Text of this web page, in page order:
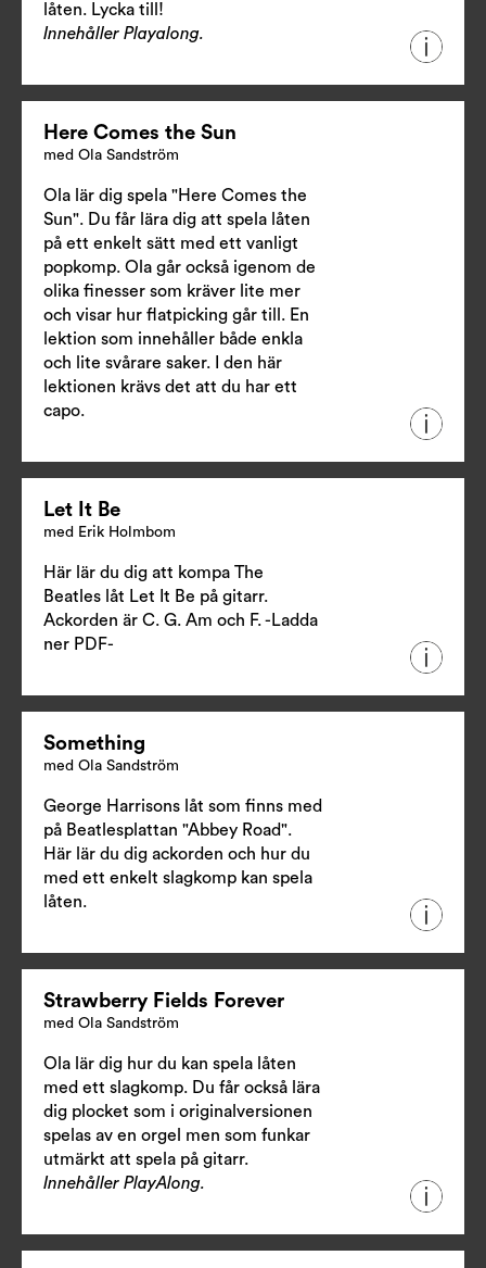
låten. Lycka till!
Innehåller Playalong.
Here Comes the Sun
med Ola Sandström
Ola lär dig spela "Here Comes the
Sun". Du får lära dig att spela låten
på ett enkelt sätt med ett vanligt
popkomp. Ola går också igenom de
olika finesser som kräver lite mer
och visar hur flatpicking går till. En
lektion som innehåller både enkla
och lite svårare saker. I den här
lektionen krävs det att du har ett
capo.
Let It Be
med Erik Holmbom
Här lär du dig att kompa The
Beatles låt Let It Be på gitarr.
Ackorden är C. G. Am och F.-Ladda
ner PDF-
Something
med Ola Sandström
George Harrisons låt som finns med
på Beatlesplattan "Abbey Road".
Här lär du dig ackorden och hur du
med ett enkelt slagkomp kan spela
låten.
Strawberry Fields Forever
med Ola Sandström
Ola lär dig hur du kan spela låten
med ett slagkomp. Du får också lära
dig plocket som i originalversionen
spelas av en orgel men som funkar
utmärkt att spela på gitarr.
Innehåller PlayAlong.